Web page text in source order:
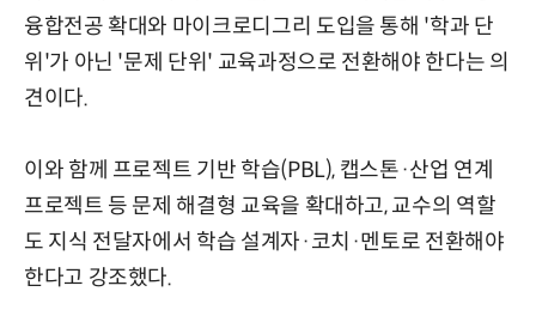
융합전공 확대와 마이크로디그리 도입을 통해 '학과 단
위'가 아닌 '문제 단위' 교육과정으로 전환해야 한다는 의
견이다.
이와 함께 프로젝트 기반 학습(PBL), 캡스톤·산업 연계
프로젝트 등 문제 해결형 교육을 확대하고, 교수의 역할
도 지식 전달자에서 학습 설계자·코치·멘토로 전환해야
한다고 강조했다.